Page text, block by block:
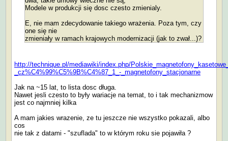
Modele w produkcji się dosc czesto zmienialy.
E, nie mam zdecydowanie takiego wrażenia. Poza tym, czy
one się nie
zmieniały w ramach krajowych modernizacji (jak to zwał...)?
http://technique.pl/mediawiki/index.php/
_cz%C4%99%C5%9B%C4%87_1_-_magnetofony_stacjonarne
Jak na ~15 lat, to lista dosc długa.
Nawet jesli czesto to były wariacje na temat, to i tak mechanizmow
jest co najmniej kilka
A mam jakies wrazenie, ze tu jeszcze nie wszystko pokazali, albo
cos
nie tak z datami - "szuflada" to w którym roku sie pojawiła ?